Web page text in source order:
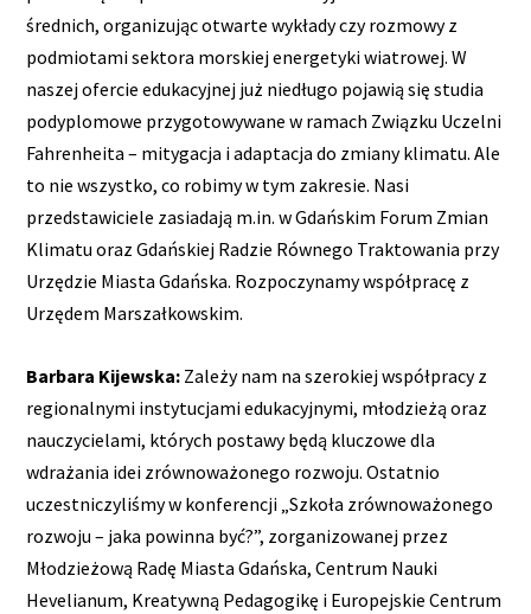
średnich, organizując otwarte wykłady czy rozmowy z
podmiotami sektora morskiej energetyki wiatrowej. W
naszej ofercie edukacyjnej już niedługo pojawią się studia
podyplomowe przygotowywane w ramach Związku Uczelni
Fahrenheita – mitygacja i adaptacja do zmiany klimatu. Ale
to nie wszystko, co robimy w tym zakresie. Nasi
przedstawiciele zasiadają m.in. w Gdańskim Forum Zmian
Klimatu oraz Gdańskiej Radzie Równego Traktowania przy
Urzędzie Miasta Gdańska. Rozpoczynamy współpracę z
Urzędem Marszałkowskim.
Barbara Kijewska: Zależy nam na szerokiej współpracy z
regionalnymi instytucjami edukacyjnymi, młodzieżą oraz
nauczycielami, których postawy będą kluczowe dla
wdrażania idei zrównoważonego rozwoju. Ostatnio
uczestniczyliśmy w konferencji „Szkoła zrównoważonego
rozwoju – jaka powinna być?”, zorganizowanej przez
Młodzieżową Radę Miasta Gdańska, Centrum Nauki
Hevelianum, Kreatywną Pedagogikę i Europejskie Centrum